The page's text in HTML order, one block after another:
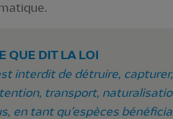
QUE DIT LA LOI
interdit de détruire,
transport,
en tant qu’espèces